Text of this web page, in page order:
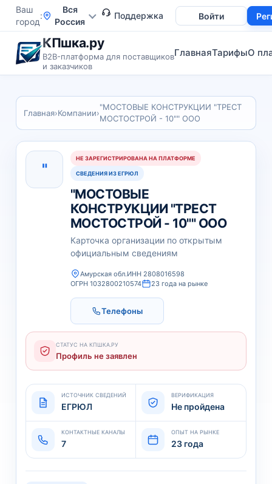
Ваш
город
Вся
Россия
Войти
Поддержка
КПшка.ру
B2B-платформа для поставщиков
и заказчиков
ГлавнаяТарифыО
Главная›Компании›
"МОСТОВЫЕ КОНСТРУКЦИИ "ТРЕСТ
МОСТОСТРОЙ - 10"" ООО
"
НЕ ЗАРЕГИСТРИРОВАНА НА ПЛАТФОРМЕ
СВЕДЕНИЯ ИЗ ЕГРЮЛ
"МОСТОВЫЕ
КОНСТРУКЦИИ "ТРЕСТ
МОСТОСТРОЙ - 10"" ООО
Карточка организации по открытым
официальным сведениям
Амурская обл.ИНН 2808016598
ОГРН 1032800210574
23 года на рынке
Телефоны
СТАТУС НА КПШКА.РУ
Профиль не заявлен
ИСТОЧНИК СВЕДЕНИЙ
ЕГРЮЛ
ВЕРИФИКАЦИЯ
Не пройдена
КОНТАКТНЫЕ КАНАЛЫ
7
ОПЫТ НА РЫНКЕ
23 года